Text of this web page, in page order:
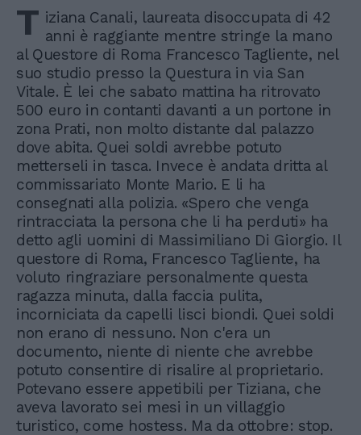
T iziana Canali, laureata disoccupata di 42
anni è raggiante mentre stringe la mano
al Questore di Roma Francesco Tagliente, nel
suo studio presso la Questura in via San
Vitale. È lei che sabato mattina ha ritrovato
500 euro in contanti davanti a un portone in
zona Prati, non molto distante dal palazzo
dove abita. Quei soldi avrebbe potuto
metterseli in tasca. Invece è andata dritta al
commissariato Monte Mario. E li ha
consegnati alla polizia. «Spero che venga
rintracciata la persona che li ha perduti» ha
detto agli uomini di Massimiliano Di Giorgio. Il
questore di Roma, Francesco Tagliente, ha
voluto ringraziare personalmente questa
ragazza minuta, dalla faccia pulita,
incorniciata da capelli lisci biondi. Quei soldi
non erano di nessuno. Non c'era un
documento, niente di niente che avrebbe
potuto consentire di risalire al proprietario.
Potevano essere appetibili per Tiziana, che
aveva lavorato sei mesi in un villaggio
turistico, come hostess. Ma da ottobre: stop.